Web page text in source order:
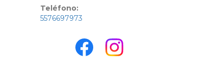
Teléfono:
5576697973